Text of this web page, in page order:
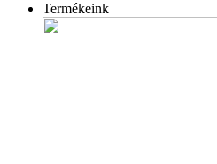
Termékeink